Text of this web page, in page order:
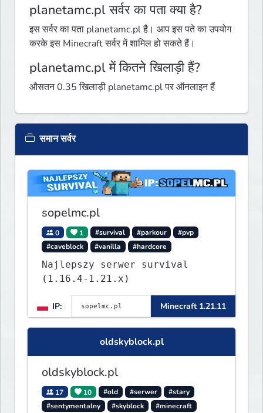
planetamc.pl सर्वर का पता क्या है?
इस सर्वर का पता planetamc.pl है। आप इस पते का उपयोग
करके इस Minecraft सर्वर में शामिल हो सकते हैं।
planetamc.pl में कितने खिलाड़ी हैं?
औसतन 0.35 खिलाड़ी planetamc.pl पर ऑनलाइन हैं
समान सर्वर
sopelmc.pl
0 1 #survival #parkour
#pvp
#caveblock
#vanilla #hardcore
Najlepszy serwer survival
(1.16.4-1.21.x)
IP: Minecraft 1.21.11
oldskyblock.pl
oldskyblock.pl
17 10 #old #serwer
#stary
#sentymentalny
#skyblock #minecraft